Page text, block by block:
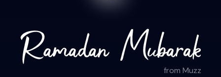
from Muzz